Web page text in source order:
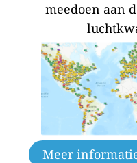
meedoen aan
Meer